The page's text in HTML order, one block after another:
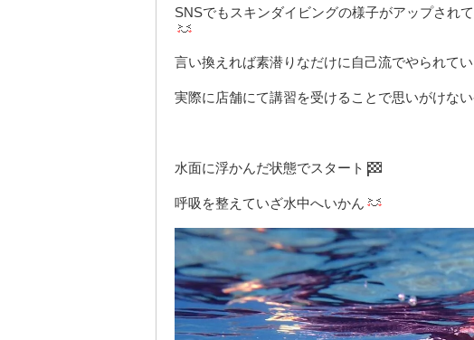
SNSでもスキンダイビングの様子がアップされ
言い換えれば素潜りなだけに自己流でやられて
実際に店舗にて講習を受けることで思いがけな
水面に浮かんだ状態でスタート
呼吸を整えていざ水中へいかん